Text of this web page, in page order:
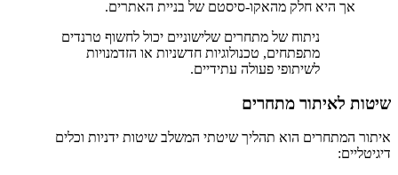
אך היא חלק מהאקו-סיסטם של בניית האתרים.
ניתוח של מתחרים שלישוניים יכול לחשוף טרנדים
מתפתחים, טכנולוגיות חדשניות או הזדמנויות
לשיתופי פעולה עתידיים.
שיטות לאיתור מתחרים
איתור המתחרים הוא תהליך שיטתי המשלב שיטות ידניות וכלים
דיגיטליים: